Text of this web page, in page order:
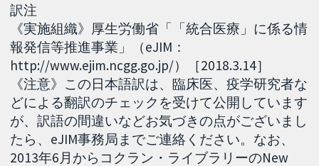
訳注
《実施組織》厚生労働省「「統合医療」に係る情
報発信等推進事業」（eJIM：
http://www.ejim.ncgg.go.jp/）［2018.3.14］
《注意》この日本語訳は、臨床医、疫学研究者な
どによる翻訳のチェックを受けて公開しています
が、訳語の間違いなどお気づきの点がございまし
たら、eJIM事務局までご連絡ください。なお、
2013年6月からコクラン・ライブラリーのNew